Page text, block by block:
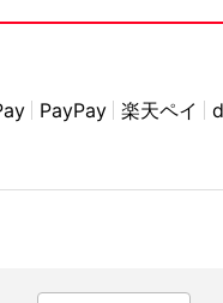
PayPay 楽天ペイ